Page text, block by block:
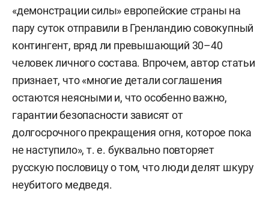
«демонстрации силы» европейские страны на
пару суток отправили в Гренландию совокупный
контингент, вряд ли превышающий 30–40
человек личного состава. Впрочем, автор статьи
признает, что «многие детали соглашения
остаются неясными и, что особенно важно,
гарантии безопасности зависят от
долгосрочного прекращения огня, которое пока
не наступило», т. е. буквально повторяет
русскую пословицу о том, что люди делят шкуру
неубитого медведя.